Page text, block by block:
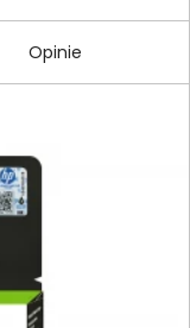
Opinie